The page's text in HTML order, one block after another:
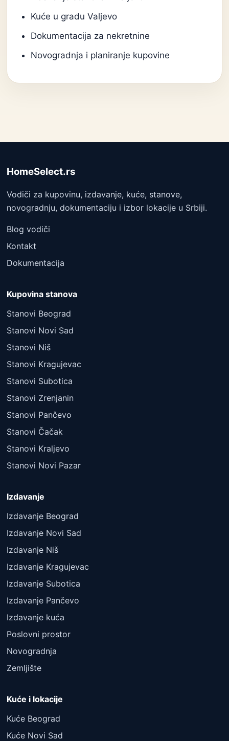
Kuće u gradu Valjevo
Dokumentacija za nekretnine
Novogradnja i planiranje kupovine
HomeSelect.rs
Vodiči za kupovinu, izdavanje, kuće, stanove,
novogradnju, dokumentaciju i izbor lokacije u Srbiji.
Blog vodiči
Kontakt
Dokumentacija
Kupovina stanova
Stanovi Beograd
Stanovi Novi Sad
Stanovi Niš
Stanovi Kragujevac
Stanovi Subotica
Stanovi Zrenjanin
Stanovi Pančevo
Stanovi Čačak
Stanovi Kraljevo
Stanovi Novi Pazar
Izdavanje
Izdavanje Beograd
Izdavanje Novi Sad
Izdavanje Niš
Izdavanje Kragujevac
Izdavanje Subotica
Izdavanje Pančevo
Izdavanje kuća
Poslovni prostor
Novogradnja
Zemljište
Kuće i lokacije
Kuće Beograd
Kuće Novi Sad